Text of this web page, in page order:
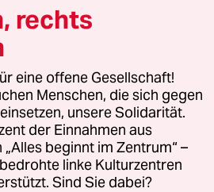
rechts
eine offene Gesellschaft!
Menschen, die sich gegen
unsere Solidarität.
der Einnahmen aus
beginnt im Zentrum“ –
linke Kulturzentren
Sind Sie dabei?